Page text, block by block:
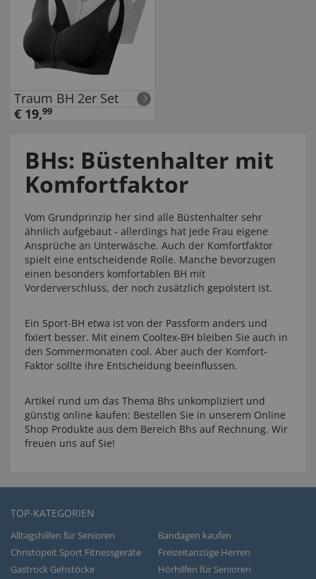
Traum BH 2er Set
€ 19,99
BHs: Büstenhalter mit
Komfortfaktor
Vom Grundprinzip her sind alle Büstenhalter sehr
ähnlich aufgebaut - allerdings hat jede Frau eigene
Ansprüche an Unterwäsche. Auch der Komfortfaktor
spielt eine entscheidende Rolle. Manche bevorzugen
einen besonders komfortablen BH mit
Vorderverschluss, der noch zusätzlich gepolstert ist.
Ein Sport-BH etwa ist von der Passform anders und
fixiert besser. Mit einem Cooltex-BH bleiben Sie auch in
den Sommermonaten cool. Aber auch der Komfort-
Faktor sollte ihre Entscheidung beeinflussen.
Artikel rund um das Thema Bhs unkompliziert und
günstig online kaufen: Bestellen Sie in unserem Online
Shop Produkte aus dem Bereich Bhs auf Rechnung. Wir
freuen uns auf Sie!
TOP-KATEGORIEN
Alltagshilfen für Senioren
Bandagen kaufen
Christopeit Sport Fitnessgeräte
Freizeitanzüge Herren
Gastrock Gehstöcke
Hörhilfen für Senioren